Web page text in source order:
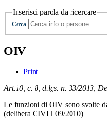
Inserisci parola da ricercare
Cerca
OIV
Print
Art.10, c. 8, d.lgs. n. 33/2013,
Le funzioni di OIV sono svolte
(delibera CIVIT 09/2010)